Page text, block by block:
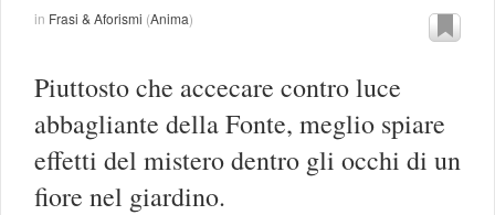
in Frasi & Aforismi (Anima)
Piuttosto che accecare contro luce
abbagliante della Fonte, meglio spiare
effetti del mistero dentro gli occhi di un
fiore nel giardino.